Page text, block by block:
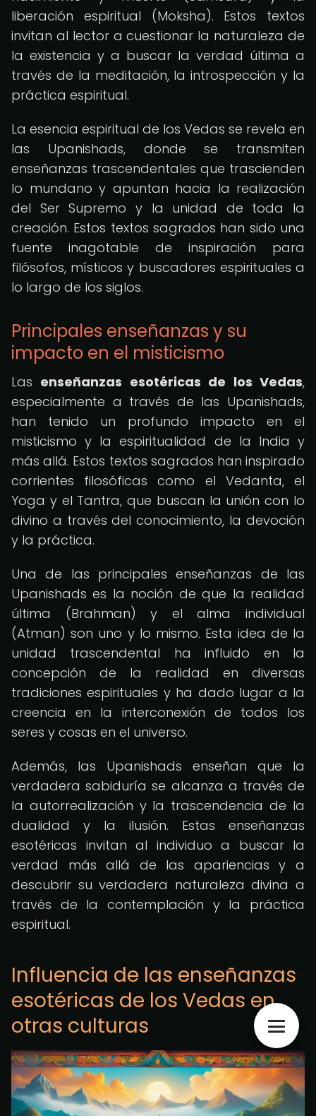
liberación espiritual (Moksha). Estos textos
invitan al lector a cuestionar la naturaleza de
la existencia y a buscar la verdad última a
través de la meditación, la introspección y la
práctica espiritual.
La esencia espiritual de los Vedas se revela en
las Upanishads, donde se transmiten
enseñanzas trascendentales que trascienden
lo mundano y apuntan hacia la realización
del Ser Supremo y la unidad de toda la
creación. Estos textos sagrados han sido una
fuente inagotable de inspiración para
filósofos, místicos y buscadores espirituales a
lo largo de los siglos.
Principales enseñanzas y su
impacto en el misticismo
Las enseñanzas esotéricas de los Vedas,
especialmente a través de las Upanishads,
han tenido un profundo impacto en el
misticismo y la espiritualidad de la India y
más allá. Estos textos sagrados han inspirado
corrientes filosóficas como el Vedanta, el
Yoga y el Tantra, que buscan la unión con lo
divino a través del conocimiento, la devoción
y la práctica.
Una de las principales enseñanzas de las
Upanishads es la noción de que la realidad
última (Brahman) y el alma individual
(Atman) son uno y lo mismo. Esta idea de la
unidad trascendental ha influido en la
concepción de la realidad en diversas
tradiciones espirituales y ha dado lugar a la
creencia en la interconexión de todos los
seres y cosas en el universo.
Además, las Upanishads enseñan que la
verdadera sabiduría se alcanza a través de
la autorrealización y la trascendencia de la
dualidad y la ilusión. Estas enseñanzas
esotéricas invitan al individuo a buscar la
verdad más allá de las apariencias y a
descubrir su verdadera naturaleza divina a
través de la contemplación y la práctica
espiritual.
Influencia de las enseñanzas
esotéricas de los Vedas en
otras culturas